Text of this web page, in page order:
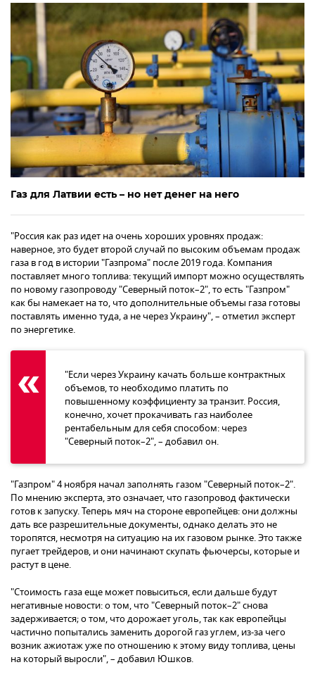
Газ для Латвии есть – но нет денег на него
"Россия как раз идет на очень хороших уровнях продаж:
наверное, это будет второй случай по высоким объемам продаж
газа в год в истории "Газпрома" после 2019 года. Компания
поставляет много топлива: текущий импорт можно осуществлять
по новому газопроводу "Северный поток–2", то есть "Газпром"
как бы намекает на то, что дополнительные объемы газа готовы
поставлять именно туда, а не через Украину", – отметил эксперт
по энергетике.
"Если через Украину качать больше контрактных
объемов, то необходимо платить по
повышенному коэффициенту за транзит. Россия,
конечно, хочет прокачивать газ наиболее
рентабельным для себя способом: через
"Северный поток–2", – добавил он.
"Газпром" 4 ноября начал заполнять газом "Северный поток–2".
По мнению эксперта, это означает, что газопровод фактически
готов к запуску. Теперь мяч на стороне европейцев: они должны
дать все разрешительные документы, однако делать это не
торопятся, несмотря на ситуацию на их газовом рынке. Это также
пугает трейдеров, и они начинают скупать фьючерсы, которые и
растут в цене.
"Стоимость газа еще может повыситься, если дальше будут
негативные новости: о том, что "Северный поток–2" снова
задерживается; о том, что дорожает уголь, так как европейцы
частично попытались заменить дорогой газ углем, из-за чего
возник ажиотаж уже по отношению к этому виду топлива, цены
на который выросли", – добавил Юшков.